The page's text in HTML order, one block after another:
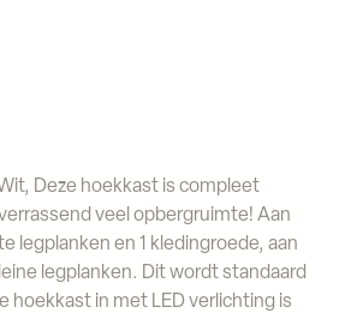
Deze hoekkast is compleet
veel opbergruimte! Aan
legplanken en 1 kledingroede, aan
legplanken. Dit wordt standaard
hoekkast in met LED verlichting is